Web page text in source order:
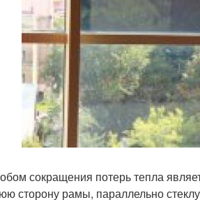
сокращения потерь тепла
сторону рамы, параллельно стеклу